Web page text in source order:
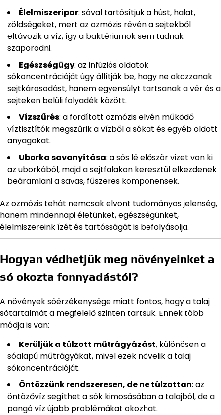
Élelmiszeripar: sóval tartósítjuk a húst, halat,
zöldségeket, mert az ozmózis révén a sejtekből
eltávozik a víz, így a baktériumok sem tudnak
szaporodni.
Egészségügy: az infúziós oldatok
sókoncentrációját úgy állítják be, hogy ne okozzanak
sejtkárosodást, hanem egyensúlyt tartsanak a vér és a
sejteken belüli folyadék között.
Vízszűrés: a fordított ozmózis elvén működő
víztisztítók megszűrik a vízből a sókat és egyéb oldott
anyagokat.
Uborka savanyítása: a sós lé először vizet von ki
az uborkából, majd a sejtfalakon keresztül elkezdenek
beáramlani a savas, fűszeres komponensek.
Az ozmózis tehát nemcsak elvont tudományos jelenség,
hanem mindennapi életünket, egészségünket,
élelmiszereink ízét és tartósságát is befolyásolja.
Hogyan védhetjük meg növényeinket a
só okozta fonnyadástól?
A növények sóérzékenysége miatt fontos, hogy a talaj
sótartalmát a megfelelő szinten tartsuk. Ennek több
módja is van:
Kerüljük a túlzott műtrágyázást, különösen a
sóalapú műtrágyákat, mivel ezek növelik a talaj
sókoncentrációját.
Öntözzünk rendszeresen, de ne túlzottan: az
öntözővíz segíthet a sók kimosásában a talajból, de a
pangó víz újabb problémákat okozhat.